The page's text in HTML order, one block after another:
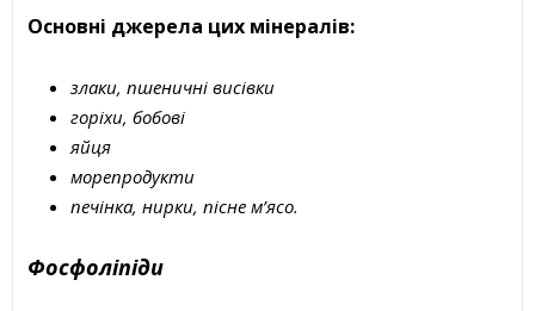
Основні джерела цих мінералів:
злаки, пшеничні висівки
горіхи, бобові
яйця
морепродукти
печінка, нирки, пісне м’ясо.
Фосфоліпіди